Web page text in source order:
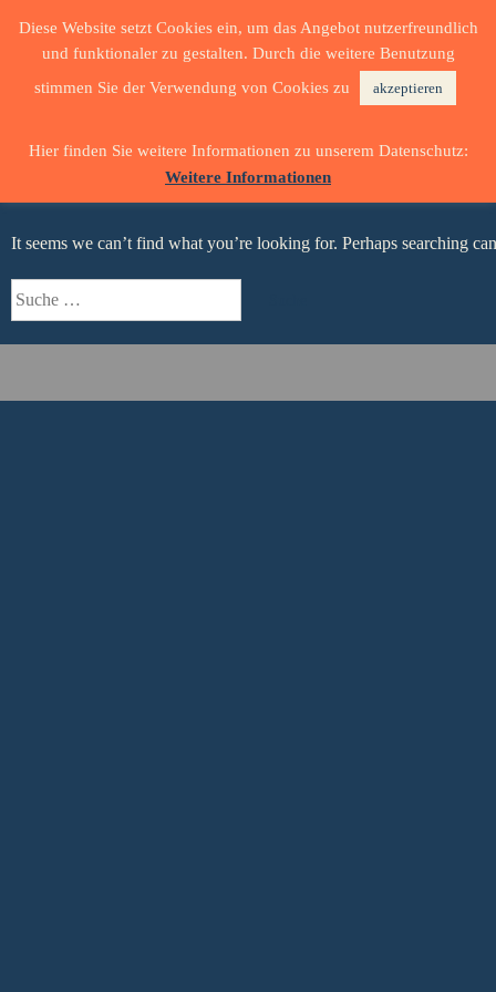
NOTHING FOUND
It seems we can’t find what you’re looking for. Perhaps searching
Suche
nach:
Diese Website setzt Cookies ein, um das Angebot nutzerfreundlich
und funktionaler zu gestalten. Durch die weitere Benutzung
stimmen Sie der Verwendung von Cookies zu
akzeptieren
Hier finden Sie weitere Informationen zu unserem Datenschutz:
Weitere Informationen